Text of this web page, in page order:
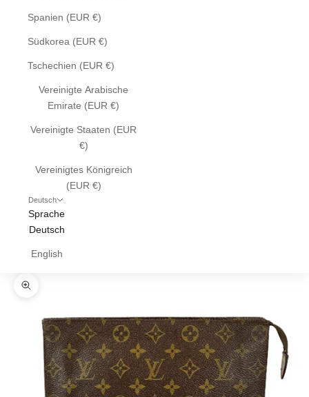
Spanien (EUR €)
Südkorea (EUR €)
Tschechien (EUR €)
Vereinigte Arabische
Emirate (EUR €)
Vereinigte Staaten (EUR
€)
Vereinigtes Königreich
(EUR €)
Deutsch
Sprache
Deutsch
English
Bild vergrößern